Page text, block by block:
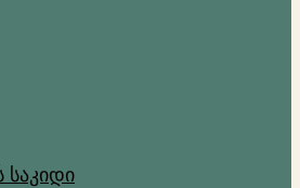
საკიდი